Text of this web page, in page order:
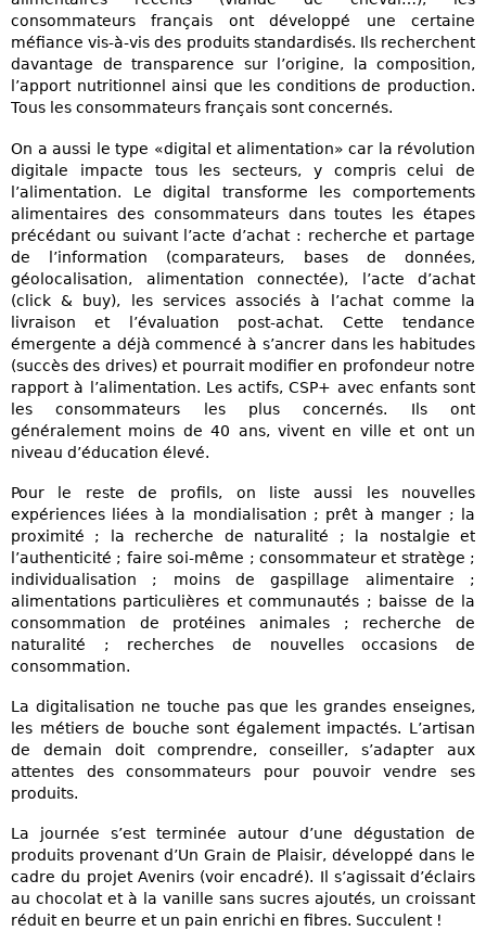
consommateurs français ont développé une certaine
méfiance vis-à-vis des produits standardisés. Ils recherchent
davantage de transparence sur l’origine, la composition,
l’apport nutritionnel ainsi que les conditions de production.
Tous les consommateurs français sont concernés.
On a aussi le type «digital et alimentation» car la révolution
digitale impacte tous les secteurs, y compris celui de
l’alimentation. Le digital transforme les comportements
alimentaires des consommateurs dans toutes les étapes
précédant ou suivant l’acte d’achat : recherche et partage
de l’information (comparateurs, bases de données,
géolocalisation, alimentation connectée), l’acte d’achat
(click & buy), les services associés à l’achat comme la
livraison et l’évaluation post-achat. Cette tendance
émergente a déjà commencé à s’ancrer dans les habitudes
(succès des drives) et pourrait modifier en profondeur notre
rapport à l’alimentation. Les actifs, CSP+ avec enfants sont
les consommateurs les plus concernés. Ils ont
généralement moins de 40 ans, vivent en ville et ont un
niveau d’éducation élevé.
Pour le reste de profils, on liste aussi les nouvelles
expériences liées à la mondialisation ; prêt à manger ; la
proximité ; la recherche de naturalité ; la nostalgie et
l’authenticité ; faire soi-même ; consommateur et stratège ;
individualisation ; moins de gaspillage alimentaire ;
alimentations particulières et communautés ; baisse de la
consommation de protéines animales ; recherche de
naturalité ; recherches de nouvelles occasions de
consommation.
La digitalisation ne touche pas que les grandes enseignes,
les métiers de bouche sont également impactés. L’artisan
de demain doit comprendre, conseiller, s’adapter aux
attentes des consommateurs pour pouvoir vendre ses
produits.
La journée s’est terminée autour d’une dégustation de
produits provenant d’Un Grain de Plaisir, développé dans le
cadre du projet Avenirs (voir encadré). Il s’agissait d’éclairs
au chocolat et à la vanille sans sucres ajoutés, un croissant
réduit en beurre et un pain enrichi en fibres. Succulent !